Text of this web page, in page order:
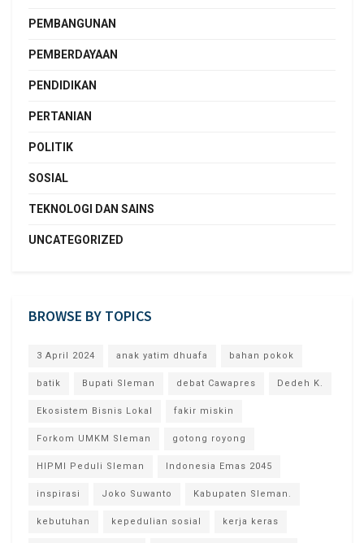
PEMBANGUNAN
PEMBERDAYAAN
PENDIDIKAN
PERTANIAN
POLITIK
SOSIAL
TEKNOLOGI DAN SAINS
UNCATEGORIZED
BROWSE BY TOPICS
3 April 2024 anak yatim dhuafa bahan pokok
batik Bupati Sleman debat Cawapres Dedeh K.
Ekosistem Bisnis Lokal fakir miskin
Forkom UMKM Sleman gotong royong
HIPMI Peduli Sleman Indonesia Emas 2045
inspirasi Joko Suwanto Kabupaten Sleman.
kebutuhan kepedulian sosial kerja keras